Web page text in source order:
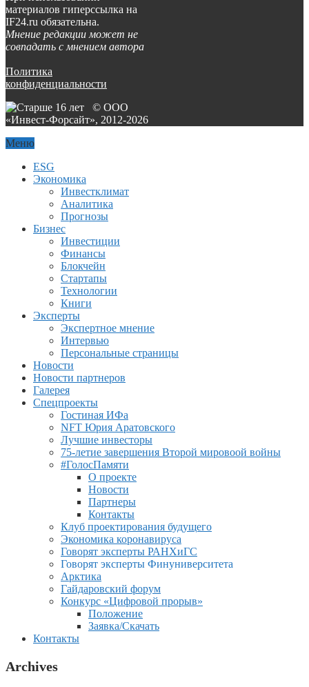
материалов гиперссылка на
IF24.ru обязательна.
Мнение редакции может не
совпадать с мнением автора
Политика
конфиденциальности
© ООО
«Инвест-Форсайт», 2012-2026
Меню
ESG
Экономика
Инвестклимат
Аналитика
Прогнозы
Бизнес
Инвестиции
Финансы
Блокчейн
Стартапы
Технологии
Книги
Эксперты
Экспертное мнение
Интервью
Персональные страницы
Новости
Новости партнеров
Галерея
Спецпроекты
Гостиная ИФа
NFT Юрия Аратовского
Лучшие инвесторы
75-летие завершения Второй мировоой войны
#ГолосПамяти
О проекте
Новости
Партнеры
Контакты
Клуб проектирования будущего
Экономика коронавируса
Говорят эксперты РАНХиГС
Говорят эксперты Финуниверситета
Арктика
Гайдаровский форум
Конкурс «Цифровой прорыв»
Положение
Заявка/Скачать
Контакты
Archives